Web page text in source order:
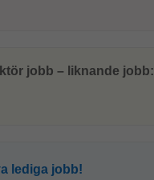
jobb – liknande jobb:
lediga jobb!